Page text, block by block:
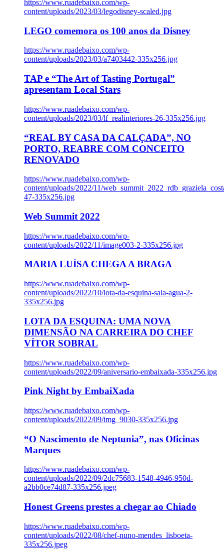
https://www.ruadebaixo.com/wp-
content/uploads/2023/03/legodisney-scaled.jpg
LEGO comemora os 100 anos da Disney
https://www.ruadebaixo.com/wp-
content/uploads/2023/03/a7403442-335x256.jpg
TAP e “The Art of Tasting Portugal”
apresentam Local Stars
https://www.ruadebaixo.com/wp-
content/uploads/2023/03/lf_realinteriores-26-335x256.jpg
“REAL BY CASA DA CALÇADA”, NO
PORTO, REABRE COM CONCEITO
RENOVADO
https://www.ruadebaixo.com/wp-
content/uploads/2022/11/
47-335x256.jpg
Web Summit 2022
https://www.ruadebaixo.com/wp-
content/uploads/2022/11/image003-2-335x256.jpg
MARIA LUÍSA CHEGA A BRAGA
https://www.ruadebaixo.com/wp-
content/uploads/2022/10/lota-da-esquina-sala-agua-2-
335x256.jpg
LOTA DA ESQUINA: UMA NOVA
DIMENSÃO NA CARREIRA DO CHEF
VÍTOR SOBRAL
https://www.ruadebaixo.com/wp-
content/uploads/2022/09/aniversario-embaixada-335x256.jpg
Pink Night by EmbaiXada
https://www.ruadebaixo.com/wp-
content/uploads/2022/09/img_9030-335x256.jpg
“O Nascimento de Neptunia”, nas Oficinas
Marques
https://www.ruadebaixo.com/wp-
content/uploads/2022/09/2dc75683-1548-4946-950d-
a2bb0ce74d87-335x256.jpeg
Honest Greens prestes a chegar ao Chiado
https://www.ruadebaixo.com/wp-
content/uploads/2022/08/chef-nuno-mendes_lisboeta-
335x256.jpeg